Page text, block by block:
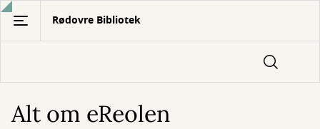
Gå
hovedindhold
Rødovre Bibliotek
Alt om eReolen